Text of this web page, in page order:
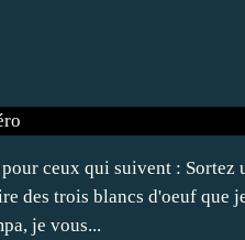
ceux qui suivent :
des trois blancs d'oeuf que
je vous...